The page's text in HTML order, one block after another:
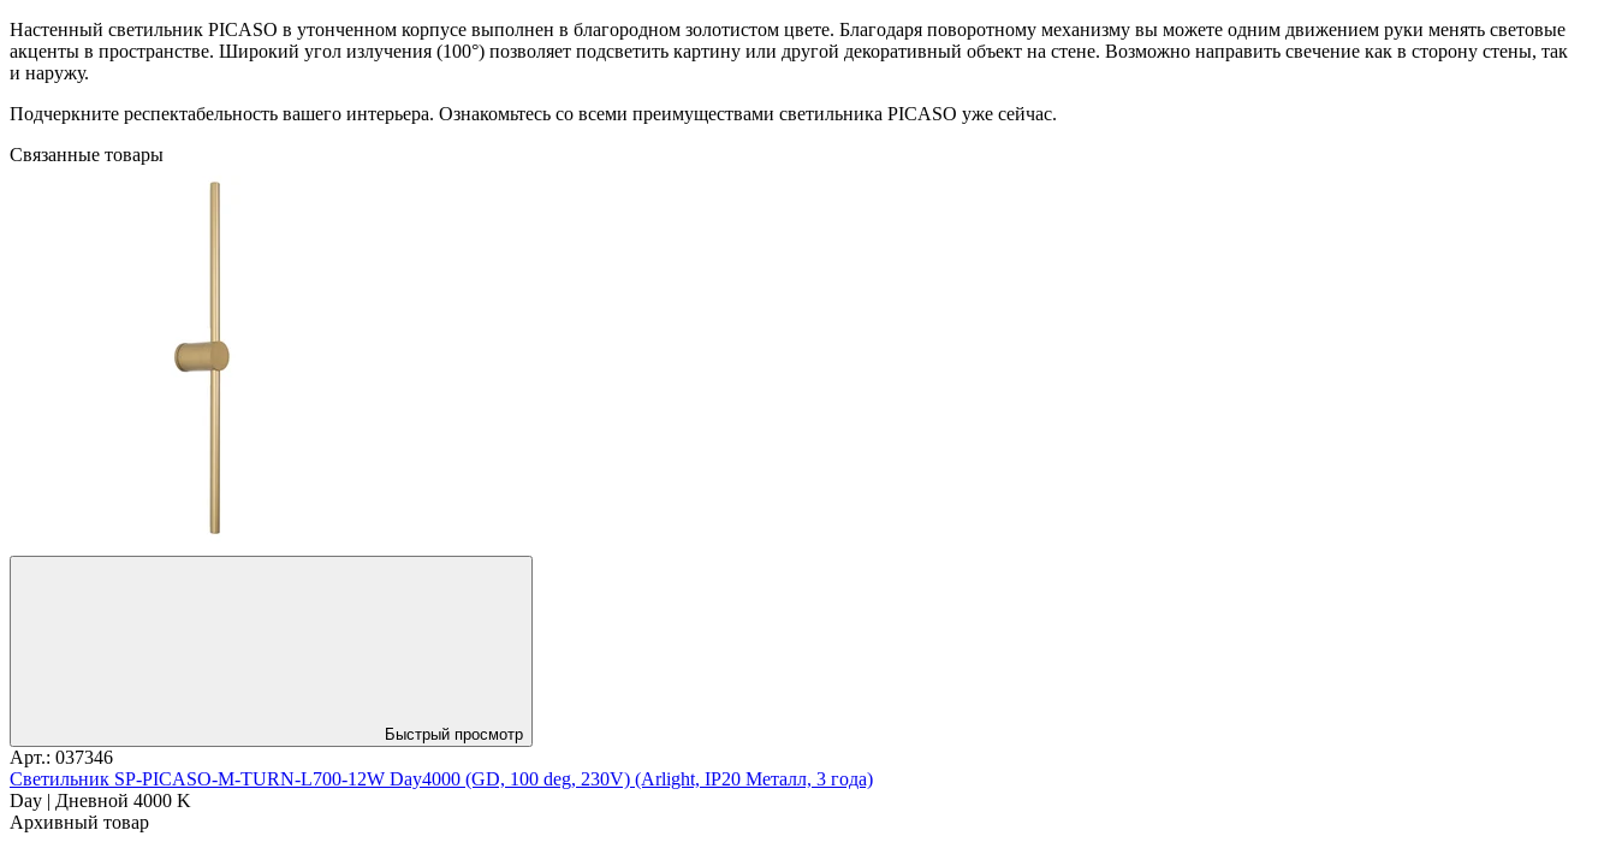
Настенный светильник PICASO в утонченном корпусе выполнен в благородном золотистом цвете. Благодаря поворотному механизму вы можете одним движением руки менять световые
акценты в пространстве. Широкий угол излучения (100°) позволяет подсветить картину или другой декоративный объект на стене. Возможно направить свечение как в сторону стены, так
и наружу.
Подчеркните респектабельность вашего интерьера. Ознакомьтесь со всеми преимуществами светильника PICASO уже сейчас.
Связанные товары
Быстрый просмотр
Арт.: 037346
Светильник SP-PICASO-M-TURN-L700-12W Day4000 (GD, 100 deg, 230V) (Arlight, IP20 Металл, 3 года)
Day | Дневной 4000 K
Архивный товар